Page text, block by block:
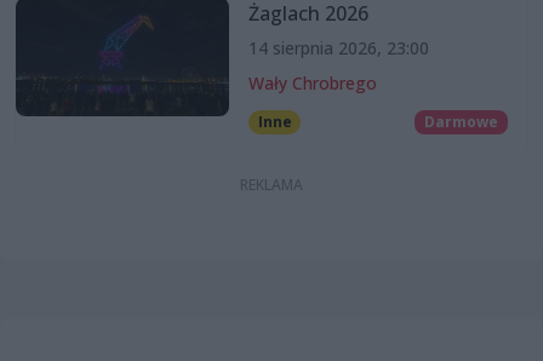
Żaglach 2026
14 sierpnia 2026, 23:00
Wały Chrobrego
Inne Darmowe